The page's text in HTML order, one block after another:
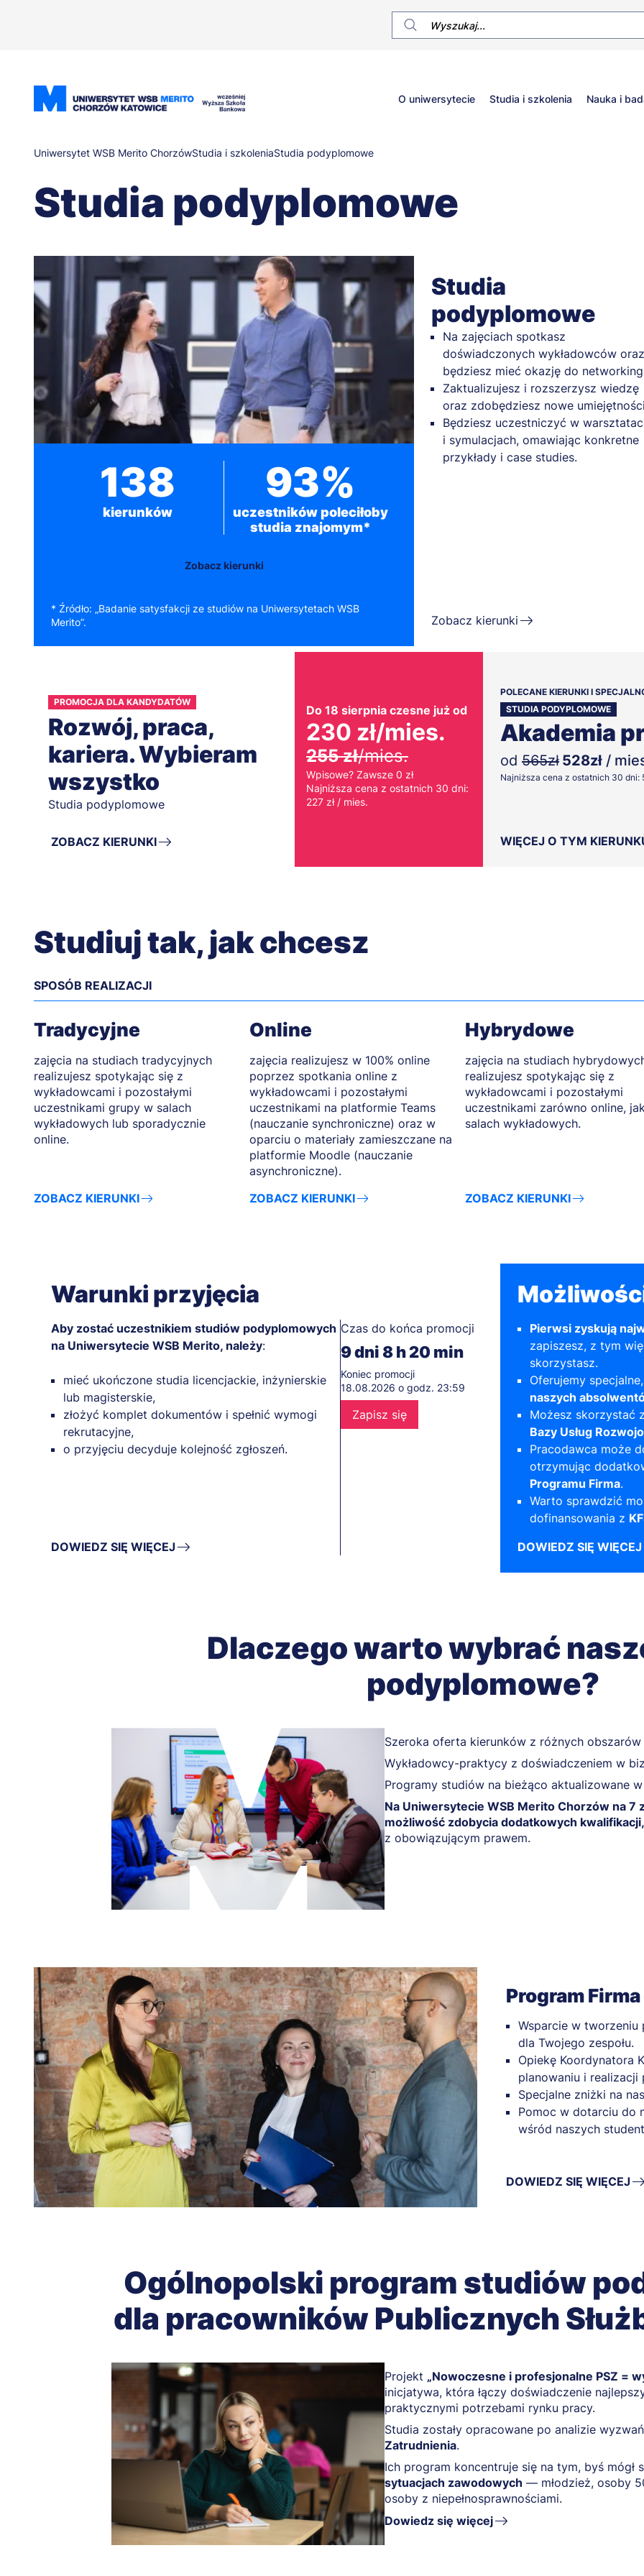
Główne
O uniwersytecie Studia i szkolenia Nauka i
Ścieżka
nawigacyjna
Uniwersytet WSB Merito ChorzówStudia i szkoleniaStudia podyplomowe
Studia podyplomowe
138
kierunków
93%
uczestników poleciłoby
studia znajomym*
Zobacz kierunki
* Źródło: „Badanie satysfakcji ze studiów na Uniwersytetach WSB
Merito”.
Studia
podyplomowe
Na zajęciach spotkasz
doświadczonych wykładowców oraz
będziesz mieć okazję do
Zaktualizujesz i rozszerzysz wiedzę
oraz zdobędziesz nowe
Będziesz uczestniczyć w
i symulacjach, omawiając konkretne
przykłady i case studies.
Zobacz kierunki
PROMOCJA DLA KANDYDATÓW
Rozwój, praca,
kariera. Wybieram
wszystko
Studia podyplomowe
ZOBACZ KIERUNKI
Do 18 sierpnia czesne już od
230 zł/mies.
255 zł/mies.
Wpisowe? Zawsze 0 zł
Najniższa cena z ostatnich 30 dni:
227 zł / mies.
PROMOCJA DLA
Rozwój,
kariera.
wszystko
ZOBACZ KIERUNKI
POLECANE KIERUNKI I
STUDIA PODYPLOMOWE
Akademia
od 565zł 528zł /
Najniższa cena z ostatnich 30 dni:
WIĘCEJ O TYM
Studiuj tak, jak chcesz
SPOSÓB REALIZACJI
Tradycyjne
zajęcia na studiach tradycyjnych
realizujesz spotykając się z
wykładowcami i pozostałymi
uczestnikami grupy w salach
wykładowych lub sporadycznie
online.
ZOBACZ KIERUNKI
Online
zajęcia realizujesz w 100% online
poprzez spotkania online z
wykładowcami i pozostałymi
uczestnikami na platformie Teams
(nauczanie synchroniczne) oraz w
oparciu o materiały zamieszczane na
platformie Moodle (nauczanie
asynchroniczne).
ZOBACZ KIERUNKI
Hybrydowe
zajęcia na studiach
realizujesz spotykając się z
wykładowcami i pozostałymi
uczestnikami zarówno online,
salach wykładowych.
ZOBACZ KIERUNKI
Warunki przyjęcia
Aby zostać uczestnikiem studiów podyplomowych
na Uniwersytecie WSB Merito, należy:
mieć ukończone studia licencjackie, inżynierskie
lub magisterskie,
złożyć komplet dokumentów i spełnić wymogi
rekrutacyjne,
o przyjęciu decyduje kolejność zgłoszeń.
DOWIEDZ SIĘ WIĘCEJ
Czas do końca promocji
9dni 8h20 min
Koniec promocji
18.08.2026 o godz. 23:59
Zapisz się
Pierwsi zyskują
zapiszesz, z tym
skorzystasz.
Oferujemy specjalne,
naszych
Możesz skorzystać
Bazy Usług
Pracodawca może
otrzymując
Programu Firma.
Warto sprawdzić
dofinansowania z
DOWIEDZ SIĘ WIĘCEJ
Dlaczego warto wybrać
podyplomowe?
Szeroka oferta kierunków z różnych
Wykładowcy-praktycy z doświadczeniem w
Programy studiów na bieżąco aktualizowane
Na Uniwersytecie WSB Merito Chorzów na 7
możliwość zdobycia dodatkowych
z obowiązującym prawem.
Program
Wsparcie w tworzeniu
dla Twojego zespołu.
Opiekę Koordynatora
planowaniu i
Specjalne zniżki na
Pomoc w dotarciu do
wśród naszych
DOWIEDZ SIĘ WIĘCEJ
Ogólnopolski program studiów
dla pracowników Publicznych
Projekt „Nowoczesne i profesjonalne PSZ =
inicjatywa, która łączy doświadczenie
praktycznymi potrzebami rynku pracy.
Studia zostały opracowane po analizie
Zatrudnienia.
Ich program koncentruje się na tym, byś mógł
sytuacjach zawodowych — młodzież, osoby
osoby z niepełnosprawnościami.
Dowiedz się więcej